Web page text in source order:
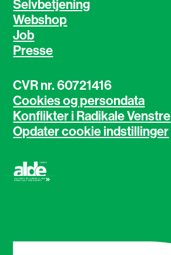
Selvbetjening
Webshop
Job
Presse
CVR nr. 60721416
Cookies og persondata
Konflikter i Radikale Venstre
Opdater cookie indstillinger